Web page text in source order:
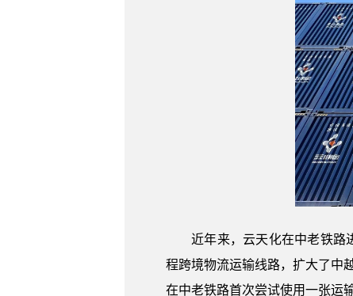
近年来，云天化在中老铁路进
程跨境物流运输线路，扩大了中
在中老铁路首次尝试使用一张运